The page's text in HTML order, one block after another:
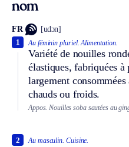
nom
FR [udɔn]
Au féminin pluriel. Alimentation.
Variété de nouilles
élastiques, fabriquées
largement consommées
chauds ou froids.
1
Appos. Nouilles soba sautées au
Au masculin. Cuisine.
2